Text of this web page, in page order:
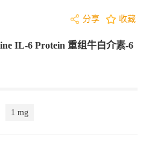
分享 收藏
IL-6 Protein 重组牛白介素-6
1 mg